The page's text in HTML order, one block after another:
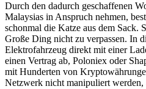
Durch den dadurch geschaffenen
Malaysias in Anspruch nehmen,
schonmal die Katze aus dem Sack.
Große Ding nicht zu verpassen. In
Elektrofahrzeug direkt mit einer
einen Vertrag ab, Poloniex oder
mit Hunderten von
Netzwerk nicht manipuliert werden,